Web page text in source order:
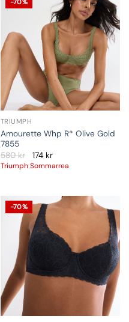
TRIUMPH
Amourette Whp R* Olive Gold
7855
580kr 174 kr
Triumph Sommarrea
-70%